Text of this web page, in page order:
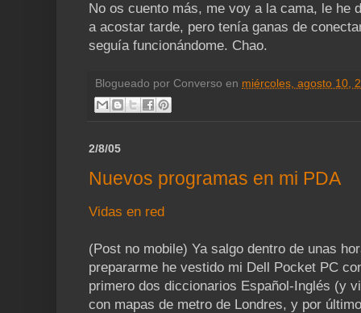
No os cuento más, me voy a la cama, le he
a acostar tarde, pero tenía ganas de
seguía funcionándome. Chao.
Blogueado por Converso en miércoles, agosto 10,
2/8/05
Nuevos programas en mi PDA
Vidas en red
(Post no mobile) Ya salgo dentro de unas
prepararme he vestido mi Dell Pocket PC
primero dos diccionarios Español-Inglés (y
con mapas de metro de Londres, y por